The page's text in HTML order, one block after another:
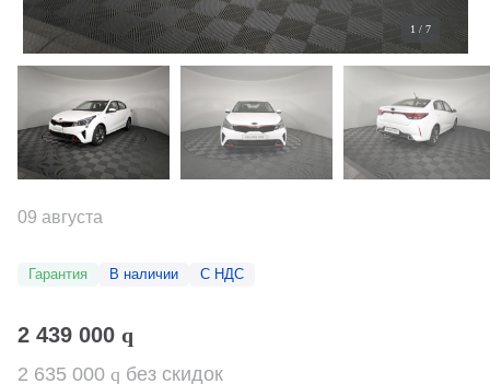
1 / 7
09 августа
Гарантия В наличии С НДС
2 439 000 q
2 635 000 q без скидок